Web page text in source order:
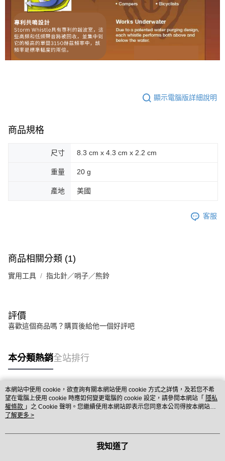
顯示電腦版詳細說明
商品規格
尺寸 8.3 cm x 4.3 cm x 2.2 cm
重量 20 g
產地 美國
客服
商品相關分類 (1)
實用工具 指北針／哨子／熊鈴
評價
喜歡這個商品嗎？購買後給他一個好評吧
本分類熱銷全站排行
熱門標籤
本網站中使用 cookie，欲查詢有關本網站使用 cookie 方式之詳情，及若您不希
望在電腦上使用 cookie 時應如何變更電腦的 cookie 設定，請參閱本網站「 隱私
權條款 」之 Cookie 聲明。您繼續使用本網站即表示您同意本公司得按本網站使
用條款之 Cookie 聲明使用 cookie。
了解更多 >
我知道了